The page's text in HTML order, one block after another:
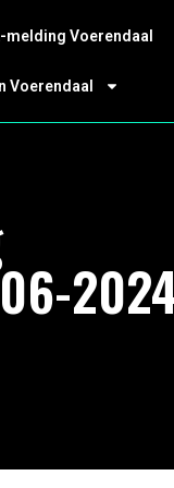
melding Voerendaal
Voerendaal